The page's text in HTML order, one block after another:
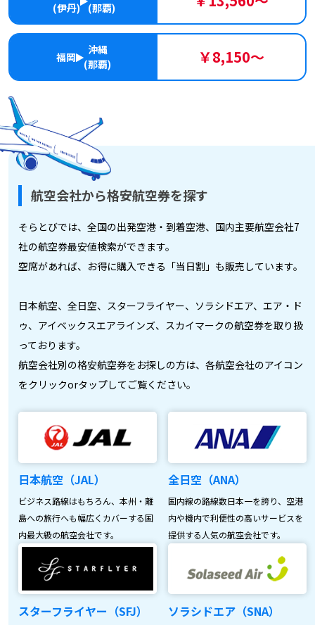
(伊丹)
(那覇)
福岡
沖縄
(那覇)
￥8,150～
航空会社から格安航空券を探す
そらとびでは、全国の出発空港・到着空港、国内主要航空会社7
社の航空券最安値検索ができます。
空席があれば、お得に購入できる「当日割」も販売しています。
日本航空、全日空、スターフライヤー、ソラシドエア、エア・ド
ゥ、アイベックスエアラインズ、スカイマークの航空券を取り扱
っております。
航空会社別の格安航空券をお探しの方は、各航空会社のアイコン
をクリックorタップしてご覧ください。
日本航空（JAL）
ビジネス路線はもちろん、本州・離
島への旅行へも幅広くカバーする国
内最大級の航空会社です。
全日空（ANA）
国内線の路線数日本一を誇り、空港
内や機内で利便性の高いサービスを
提供する人気の航空会社です。
スターフライヤー（SFJ） ソラシドエア（SNA）